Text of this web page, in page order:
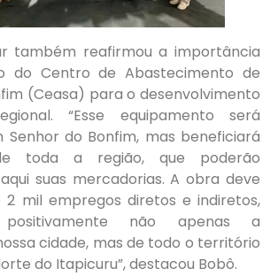
também reafirmou a importância
do Centro de Abastecimento de
(Ceasa) para o desenvolvimento
“Esse equipamento será
do Bonfim, mas beneficiará
toda a região, que poderão
suas mercadorias. A obra deve
mil empregos diretos e indiretos,
positivamente não apenas a
cidade, mas de todo o território
do Itapicuru”, destacou Bobô.